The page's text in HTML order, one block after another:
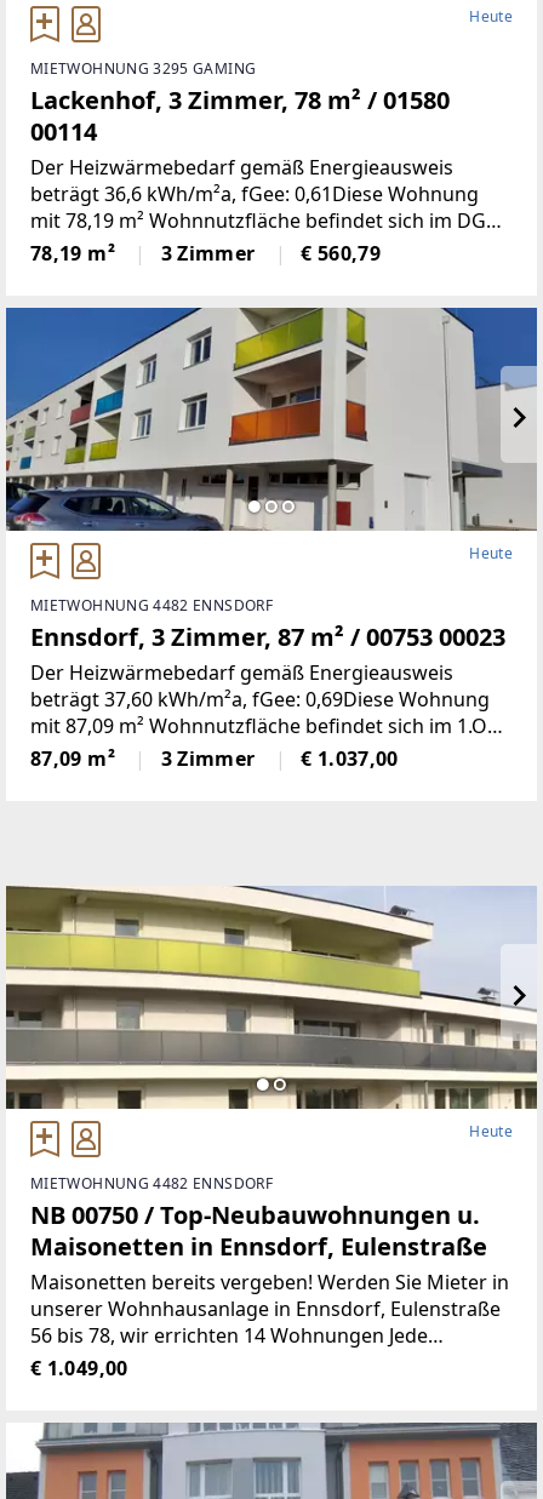
Heute
MIETWOHNUNG 3295 GAMING
Lackenhof, 3 Zimmer, 78 m² / 01580
00114
Der Heizwärmebedarf gemäß Energieausweis
beträgt 36,6 kWh/m²a, fGee: 0,61Diese Wohnung
mit 78,19 m² Wohnnutzfläche befindet sich im DG
und weist folgende Räumlichkeiten
auf:Wohnzimmer, zwei Schlafzimmer, Küche, Bad,
78,19 m² 3 Zimmer € 560,79
Heute
MIETWOHNUNG 4482 ENNSDORF
Ennsdorf, 3 Zimmer, 87 m² / 00753 00023
Der Heizwärmebedarf gemäß Energieausweis
beträgt 37,60 kWh/m²a, fGee: 0,69Diese Wohnung
mit 87,09 m² Wohnnutzfläche befindet sich im 1.OG
und weist folgende Räumlichkeiten
auf:Wohnzimmer/Küche, zwei Schlafzimmer, Bad,
87,09 m² 3 Zimmer € 1.037,00
Heute
MIETWOHNUNG 4482 ENNSDORF
NB 00750 / Top-Neubauwohnungen u.
Maisonetten in Ennsdorf, Eulenstraße
Maisonetten bereits vergeben! Werden Sie Mieter in
unserer Wohnhausanlage in Ennsdorf, Eulenstraße
56 bis 78, wir errichten 14 Wohnungen Jede
Wohnung verfügt über einen Tiefgaragen-
€ 1.049,00